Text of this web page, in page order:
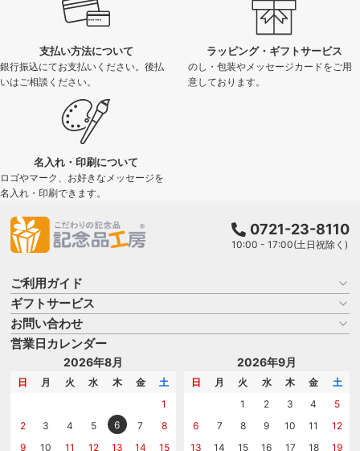
支払い方法について
銀行振込にてお支払いください。後払
いはご相談ください。
ラッピング・ギフトサービス
のし・包装やメッセージカードをご用
意しております。
名入れ・印刷について
ロゴやマーク、お好きなメッセージを
名入れ・印刷できます。
0721-23-8110
10:00 - 17:00(土日祝除く)
ご利用ガイド
お買い物ガイド
よくある質問
はじめての記念品選び
記念品工房の使い方
ギフトサービス
名入れについて
のし
メッセージカード
お問い合わせ
商品選びを相談する
名入れについて相談する
カタログを請求する
営業日カレンダー
2026年8月
日 月 火 水 木 金
土
1
2
3 4 5 6 7
8
9
10 11 12 13 14 15
2026年9月
日 月 火 水 木 金
土
1
2 3 4
5
6
7 8 9 10 11
12
13
14 15 16 17 18 19